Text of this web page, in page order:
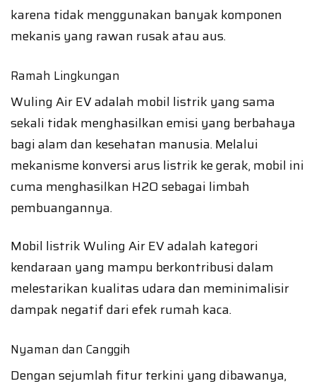
karena tidak menggunakan banyak komponen
mekanis yang rawan rusak atau aus.
Ramah Lingkungan
Wuling Air EV adalah mobil listrik yang sama
sekali tidak menghasilkan emisi yang berbahaya
bagi alam dan kesehatan manusia. Melalui
mekanisme konversi arus listrik ke gerak, mobil ini
cuma menghasilkan H2O sebagai limbah
pembuangannya.
Mobil listrik Wuling Air EV adalah kategori
kendaraan yang mampu berkontribusi dalam
melestarikan kualitas udara dan meminimalisir
dampak negatif dari efek rumah kaca.
Nyaman dan Canggih
Dengan sejumlah fitur terkini yang dibawanya,